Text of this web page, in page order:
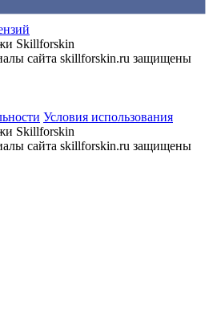
Skillforskin
сайта skillforskin.ru защищены
Условия использования
Skillforskin
сайта skillforskin.ru защищены